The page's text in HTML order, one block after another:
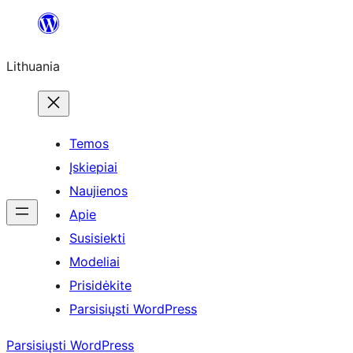
turinio
Lithuania
Temos
Įskiepiai
Naujienos
Apie
Susisiekti
Modeliai
Prisidėkite
Parsisiųsti WordPress
Parsisiųsti WordPress